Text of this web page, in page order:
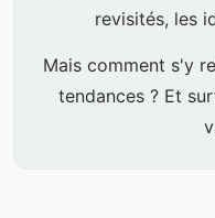
revisités, les
Mais comment s'y
tendances ? Et